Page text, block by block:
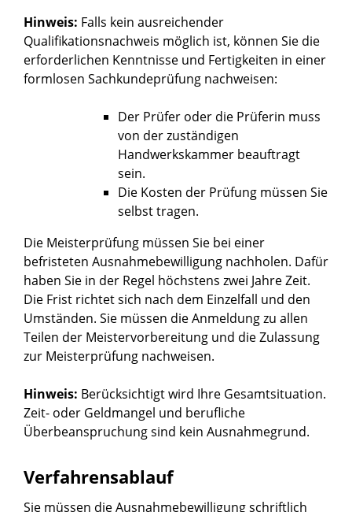
Hinweis: Falls kein ausreichender
Qualifikationsnachweis möglich ist, können Sie die
erforderlichen Kenntnisse und Fertigkeiten in einer
formlosen Sachkundeprüfung nachweisen:
Der Prüfer oder die Prüferin muss
von der zuständigen
Handwerkskammer beauftragt
sein.
Die Kosten der Prüfung müssen Sie
selbst tragen.
Die Meisterprüfung müssen Sie bei einer
befristeten Ausnahmebewilligung nachholen. Dafür
haben Sie in der Regel höchstens zwei Jahre Zeit.
Die Frist richtet sich nach dem Einzelfall und den
Umständen. Sie müssen die Anmeldung zu allen
Teilen der Meistervorbereitung und die Zulassung
zur Meisterprüfung nachweisen.
Hinweis: Berücksichtigt wird Ihre Gesamtsituation.
Zeit- oder Geldmangel und berufliche
Überbeanspruchung sind kein Ausnahmegrund.
Verfahrensablauf
Sie müssen die Ausnahmebewilligung schriftlich